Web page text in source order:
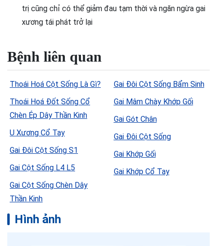
trị cũng chỉ có thể giảm đau tạm thời và ngăn ngừa gai
xương tái phát trở lại
Bệnh liên quan
Thoái Hoá Cột Sống Là Gì?
Thoái Hoá Đốt Sống Cổ
Chèn Ép Dây Thần Kinh
U Xương Cổ Tay
Gai Đôi Cột Sống S1
Gai Cột Sống L4 L5
Gai Cột Sống Chèn Dây
Thần Kinh
Gai Đôi Cột Sống Bẩm Sinh
Gai Mâm Chày Khớp Gối
Gai Gót Chân
Gai Đôi Cột Sống
Gai Khớp Gối
Gai Khớp Cổ Tay
Hình ảnh